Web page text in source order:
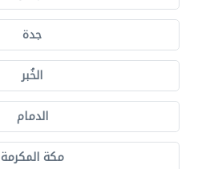
جدة
الخُبر
الدمام
مكة المكرمة